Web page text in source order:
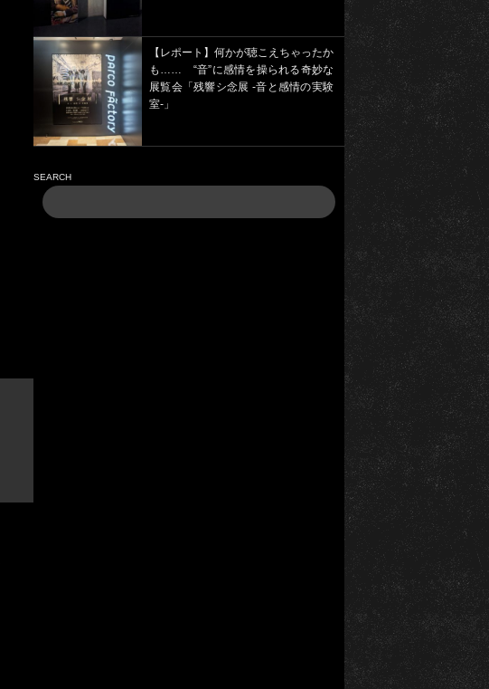
【レポート】何かが聴こえちゃったか
も…… “音”に感情を操られる奇妙な
展覧会「残響シ念展 -⾳と感情の実験
室-」
SEARCH